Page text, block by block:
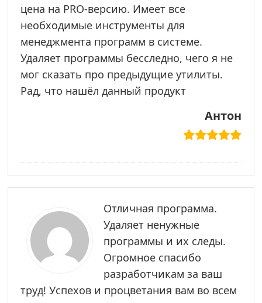
цена на PRO-версию. Имеет все
необходимые инструменты для
менеджмента программ в системе.
Удаляет программы бесследно, чего я не
мог сказать про предыдущие утилиты.
Рад, что нашёл данный продукт
Антон
Отличная программа.
Удаляет ненужные
программы и их следы.
Огромное спасибо
разработчикам за ваш
труд! Успехов и процветания вам во всем